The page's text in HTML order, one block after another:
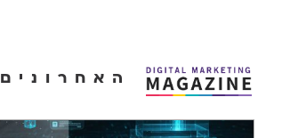
האחרונים